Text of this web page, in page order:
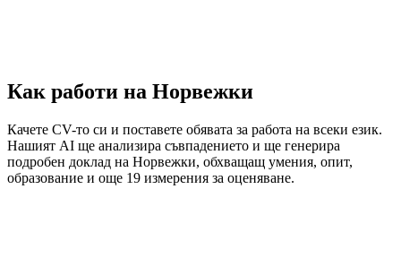
Как работи на Норвежки
Качете CV-то си и поставете обявата за работа на всеки език.
Нашият AI ще анализира съвпадението и ще генерира
подробен доклад на Норвежки, обхващащ умения, опит,
образование и още 19 измерения за оценяване.